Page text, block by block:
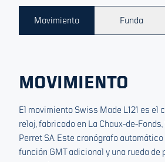
reduciendo las molestias durante
físicas. El bisel QuadGrip de
cuatro hendiduras profundas, permite
una apariencia táctica oscura y
del cronógrafo está claramente
coordinación sin esfuerzo.
Movimiento Funda
MOVIMIENTO
El movimiento Swiss Made L121 es el
reloj, fabricado en La Chaux-de-Fonds,
Perret SA. Este cronógrafo
función GMT adicional y una rueda de